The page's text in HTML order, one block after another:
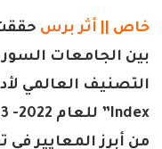
خاص || أثر برس
بين الجامعات
من أبرز المعايير